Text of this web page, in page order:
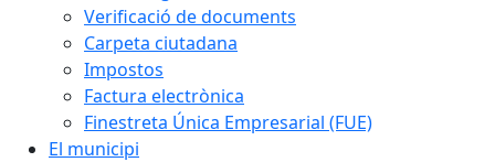
Verificació de documents
Carpeta ciutadana
Impostos
Factura electrònica
Finestreta Única Empresarial (FUE)
El municipi